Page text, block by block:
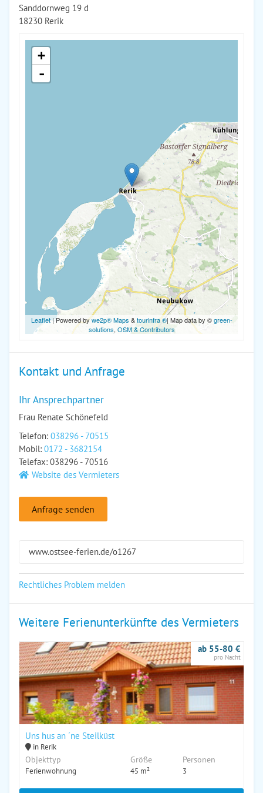
Sanddornweg 19 d
18230 Rerik
+
-
Leaflet| Powered bywe2p® Maps &tourinfra ®| Map data by ©green-
solutions, OSM & Contributors
Kontakt und Anfrage
Ihr Ansprechpartner
Frau Renate Schönefeld
Telefon: 038296 - 70515
Mobil: 0172 - 3682154
Telefax: 038296 - 70516
Website des Vermieters
Anfrage senden
www.ostsee-ferien.de/o1267
Rechtliches Problem melden
Weitere Ferienunterkünfte des Vermieters
Uns hus an ´ne Steilküst
in Rerik
Objekttyp
Ferienwohnung
Größe
45 m²
Personen
3
ab 55-80 €
pro Nacht